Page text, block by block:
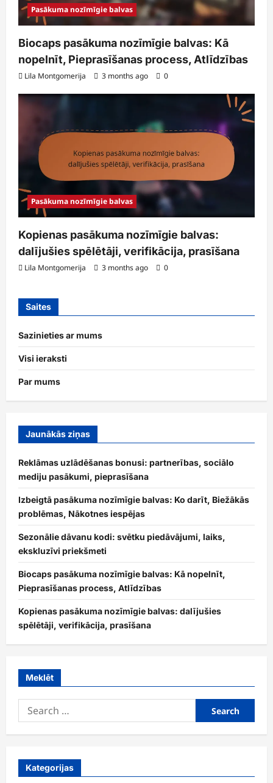
Pasākuma nozīmīgie balvas
Biocaps pasākuma nozīmīgie balvas: Kā
nopelnīt, Pieprasīšanas process, Atlīdzības
Lila Montgomerija 3 months ago 0
Pasākuma nozīmīgie balvas
Kopienas pasākuma nozīmīgie balvas:
dalījušies spēlētāji, verifikācija, prasīšana
Lila Montgomerija 3 months ago 0
Saites
Sazinieties ar mums
Visi ieraksti
Par mums
Jaunākās ziņas
Reklāmas uzlādēšanas bonusi: partnerības, sociālo
mediju pasākumi, pieprasīšana
Izbeigtā pasākuma nozīmīgie balvas: Ko darīt, Biežākās
problēmas, Nākotnes iespējas
Sezonālie dāvanu kodi: svētku piedāvājumi, laiks,
ekskluzīvi priekšmeti
Biocaps pasākuma nozīmīgie balvas: Kā nopelnīt,
Pieprasīšanas process, Atlīdzības
Kopienas pasākuma nozīmīgie balvas: dalījušies
spēlētāji, verifikācija, prasīšana
Meklēt
Search
for:
Kategorijas